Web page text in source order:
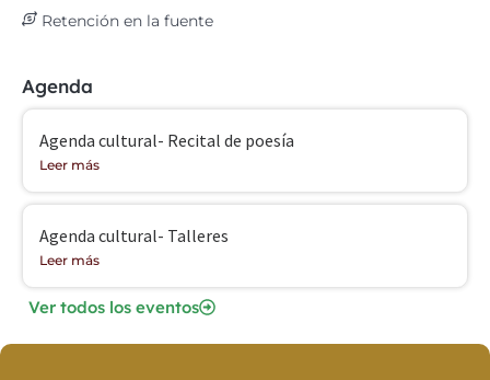
Retención en la fuente
Agenda
Agenda cultural- Recital de poesía
Leer más
Agenda cultural- Talleres
Leer más
Ver todos los eventos